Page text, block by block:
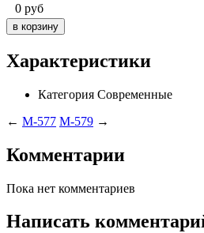
0 руб
Характеристики
Категория Современные
← M-577 M-579 →
Комментарии
Пока нет комментариев
Написать